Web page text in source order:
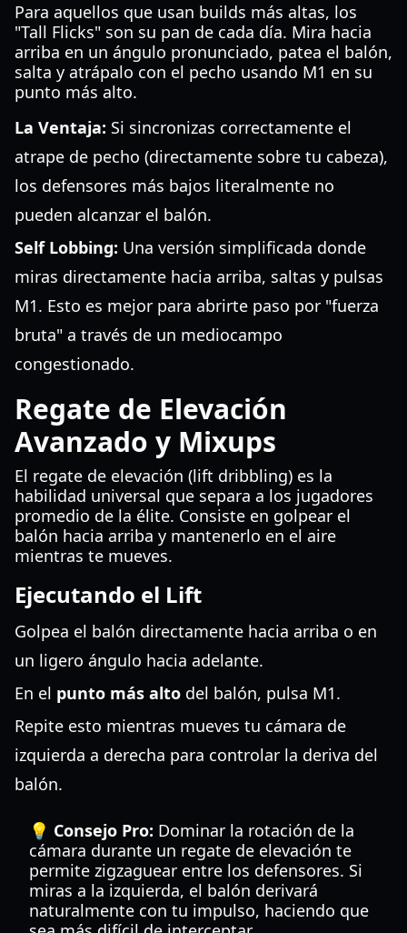
Para aquellos que usan builds más altas, los
"Tall Flicks" son su pan de cada día. Mira hacia
arriba en un ángulo pronunciado, patea el balón,
salta y atrápalo con el pecho usando M1 en su
punto más alto.
La Ventaja: Si sincronizas correctamente el
atrape de pecho (directamente sobre tu cabeza),
los defensores más bajos literalmente no
pueden alcanzar el balón.
Self Lobbing: Una versión simplificada donde
miras directamente hacia arriba, saltas y pulsas
M1. Esto es mejor para abrirte paso por "fuerza
bruta" a través de un mediocampo
congestionado.
Regate de Elevación
Avanzado y Mixups
El regate de elevación (lift dribbling) es la
habilidad universal que separa a los jugadores
promedio de la élite. Consiste en golpear el
balón hacia arriba y mantenerlo en el aire
mientras te mueves.
Ejecutando el Lift
Golpea el balón directamente hacia arriba o en
un ligero ángulo hacia adelante.
En el punto más alto del balón, pulsa M1.
Repite esto mientras mueves tu cámara de
izquierda a derecha para controlar la deriva del
balón.
💡 Consejo Pro: Dominar la rotación de la
cámara durante un regate de elevación te
permite zigzaguear entre los defensores. Si
miras a la izquierda, el balón derivará
naturalmente con tu impulso, haciendo que